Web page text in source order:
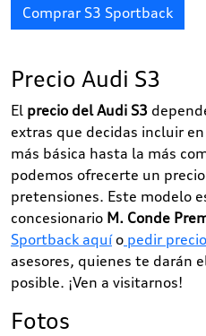
Comprar S3 Sportback
Precio Audi S3
El precio del Audi S3
extras que decidas incluir
más básica hasta la más
podemos ofrecerte un
pretensiones. Este modelo
concesionario M. Conde
Sportback aquío pedir
asesores, quienes te darán
posible. ¡Ven a visitarnos!
Fotos